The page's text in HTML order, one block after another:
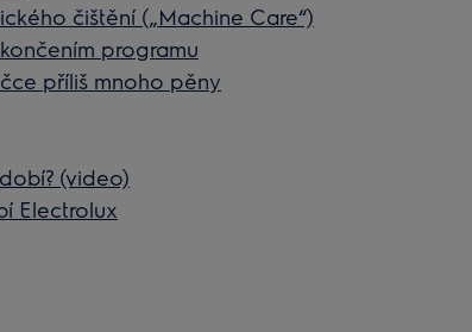
čištění („Machine Care“)
programu
příliš mnoho pěny
(video)
Electrolux